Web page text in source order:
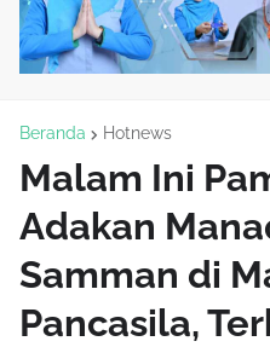
Beranda Hotnews
Malam Ini
Adakan
Samman di
Pancasila,